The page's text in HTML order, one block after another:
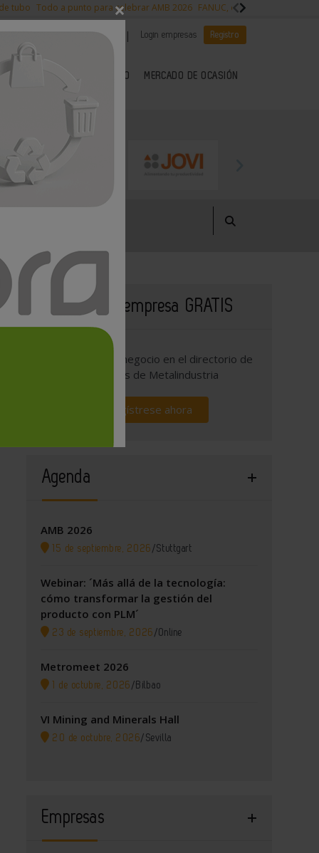
tubo Todo a punto para celebrar AMB 2026 FANUC, colaboración con
Es noticia | CANAL EMPLEO | Login empresas Registro
SECTOR DEL METAL KIOSCO MERCADO DE OCASIÓN
Publique su empresa GRATIS
Promocione su negocio en el directorio de
empresas de Metalindustria
Regístrese ahora
Agenda
AMB 2026
15 de septiembre, 2026 /Stuttgart
Webinar: ´Más allá de la tecnología:
cómo transformar la gestión del
producto con PLM´
23 de septiembre, 2026 /Online
Metromeet 2026
1 de octubre, 2026 / Bilbao
VI Mining and Minerals Hall
20 de octubre, 2026/ Sevilla
Empresas
×